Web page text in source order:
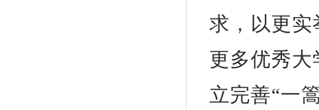
求，以更实
更多优秀
立完善“一